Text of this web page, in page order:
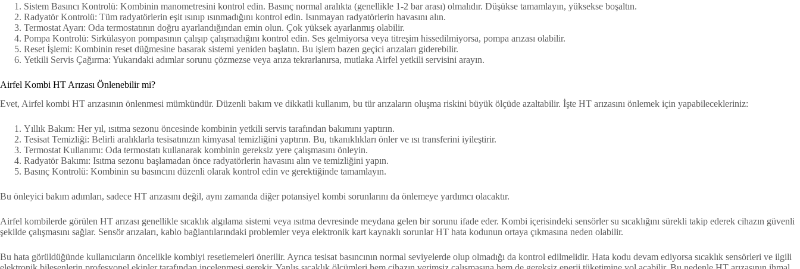
Sistem Basıncı Kontrolü: Kombinin manometresini kontrol edin. Basınç normal aralıkta (genellikle 1-2 bar arası) olmalıdır. Düşükse tamamlayın, yüksekse boşaltın.
Radyatör Kontrolü: Tüm radyatörlerin eşit ısınıp ısınmadığını kontrol edin. Isınmayan radyatörlerin havasını alın.
Termostat Ayarı: Oda termostatının doğru ayarlandığından emin olun. Çok yüksek ayarlanmış olabilir.
Pompa Kontrolü: Sirkülasyon pompasının çalışıp çalışmadığını kontrol edin. Ses gelmiyorsa veya titreşim hissedilmiyorsa, pompa arızası olabilir.
Reset İşlemi: Kombinin reset düğmesine basarak sistemi yeniden başlatın. Bu işlem bazen geçici arızaları giderebilir.
Yetkili Servis Çağırma: Yukarıdaki adımlar sorunu çözmezse veya arıza tekrarlanırsa, mutlaka Airfel yetkili servisini arayın.
Airfel Kombi HT Arızası Önlenebilir mi?
Evet, Airfel kombi HT arızasının önlenmesi mümkündür. Düzenli bakım ve dikkatli kullanım, bu tür arızaların oluşma riskini büyük ölçüde azaltabilir. İşte HT arızasını önlemek için yapabilecekleriniz:
Yıllık Bakım: Her yıl, ısıtma sezonu öncesinde kombinin yetkili servis tarafından bakımını yaptırın.
Tesisat Temizliği: Belirli aralıklarla tesisatınızın kimyasal temizliğini yaptırın. Bu, tıkanıklıkları önler ve ısı transferini iyileştirir.
Termostat Kullanımı: Oda termostatı kullanarak kombinin gereksiz yere çalışmasını önleyin.
Radyatör Bakımı: Isıtma sezonu başlamadan önce radyatörlerin havasını alın ve temizliğini yapın.
Basınç Kontrolü: Kombinin su basıncını düzenli olarak kontrol edin ve gerektiğinde tamamlayın.
Bu önleyici bakım adımları, sadece HT arızasını değil, aynı zamanda diğer potansiyel kombi sorunlarını da önlemeye yardımcı olacaktır.
Airfel kombilerde görülen HT arızası genellikle sıcaklık algılama sistemi veya ısıtma devresinde meydana gelen bir sorunu ifade eder. Kombi içerisindeki sensörler su sıcaklığını sürekli takip ederek cihazın güvenli
şekilde çalışmasını sağlar. Sensör arızaları, kablo bağlantılarındaki problemler veya elektronik kart kaynaklı sorunlar HT hata kodunun ortaya çıkmasına neden olabilir.
Bu hata görüldüğünde kullanıcıların öncelikle kombiyi resetlemeleri önerilir. Ayrıca tesisat basıncının normal seviyelerde olup olmadığı da kontrol edilmelidir. Hata kodu devam ediyorsa sıcaklık sensörleri ve ilgili